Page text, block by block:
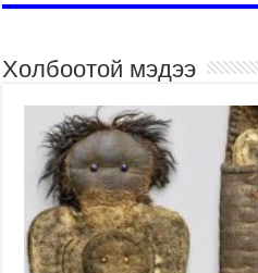
Холбоотой мэдээ